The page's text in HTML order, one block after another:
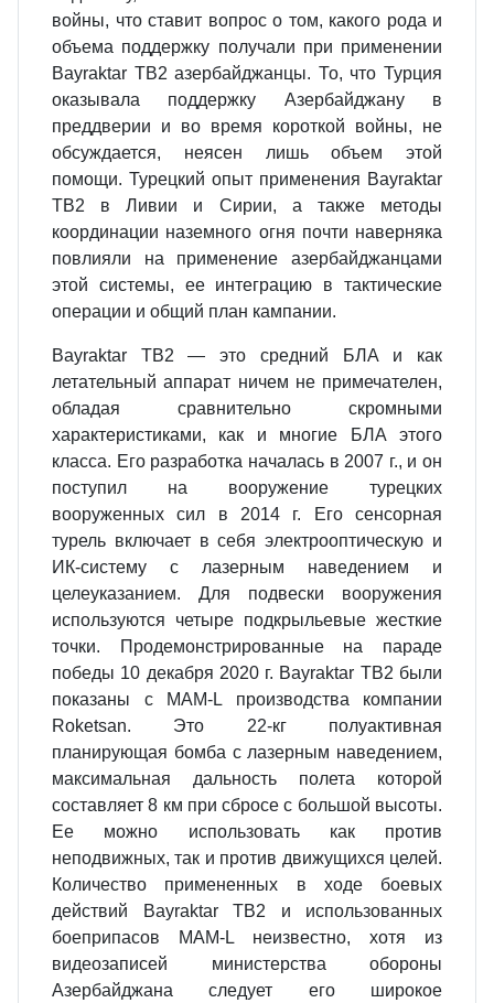
войны, что ставит вопрос о том, какого рода и
объема поддерж­ку получали при применении
Bayraktar ТВ2 азербайджанцы. То, что Турция
оказывала поддержку Азербайджану в
преддверии и во время короткой войны, не
обсуждается, неясен лишь объем этой
помощи. Турецкий опыт применения Bayraktar
ТВ2 в Ливии и Сирии, а также методы
координации наземного огня почти наверняка
повлияли на применение азербайджанцами
этой системы, ее интеграцию в тактические
операции и общий план кампании.
Bayraktar ТВ2 — это средний БЛА и как
летательный аппарат ничем не при­мечателен,
обладая сравнительно скромными
характеристиками, как и мно­гие БЛА этого
класса. Его разработка началась в 2007 г., и он
поступил на во­оружение турецких
вооруженных сил в 2014 г. Его сенсорная
турель включает в себя электрооптическую и
ИК-систему с лазерным наведением и
целеуказа­нием. Для подвески вооружения
используются четыре подкрыльевые жесткие
точки. Продемонстрированные на параде
победы 10 декабря 2020 г. Bayraktar ТВ2 были
показаны с МAM-L производства компании
Roketsan. Это 22-кг полуактивная
планирующая бомба с лазерным наведением,
максимальная даль­ность полета которой
составляет 8 км при сбросе с большой высоты.
Ее мож­но использовать как против
неподвижных, так и против движущихся целей.
Количество примененных в ходе боевых
действий Bayraktar ТВ2 и использо­ванных
боеприпасов MAM-L неизвестно, хотя из
видеозаписей министерства обороны
Азербайджана следует его широкое